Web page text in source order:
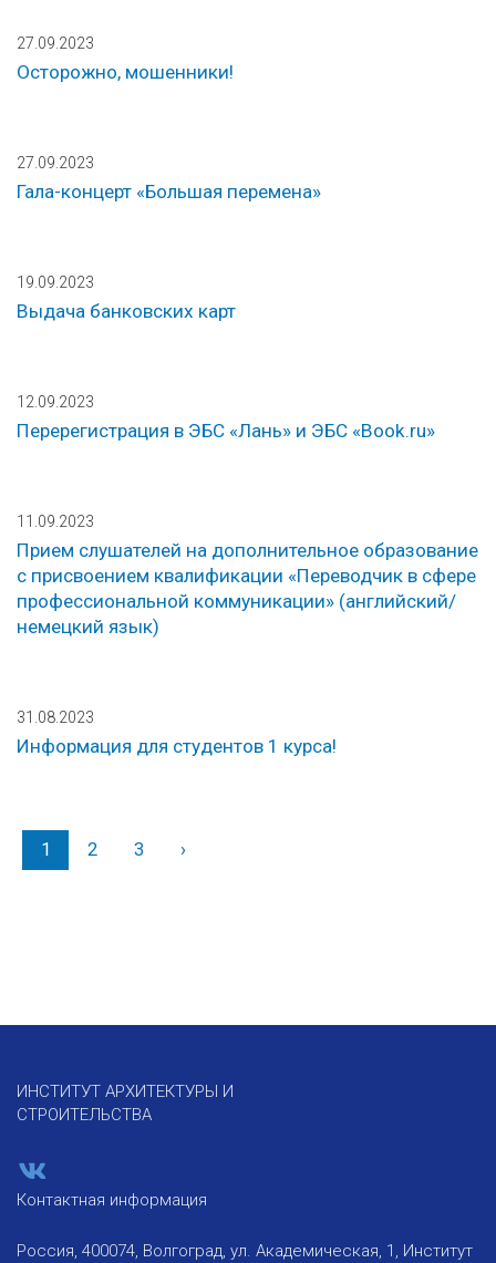
27.09.2023
Осторожно, мошенники!
27.09.2023
Гала-концерт «Большая перемена»
19.09.2023
Выдача банковских карт
12.09.2023
Перерегистрация в ЭБС «Лань» и ЭБС «Book.ru»
11.09.2023
Прием слушателей на дополнительное образование
с присвоением квалификации «Переводчик в сфере
профессиональной коммуникации» (английский/
немецкий язык)
31.08.2023
Информация для студентов 1 курса!
1 2 3 ›Вперед
ИНСТИТУТ АРХИТЕКТУРЫ И
СТРОИТЕЛЬСТВА
Контактная информация
Россия, 400074, Волгоград, ул. Академическая, 1, Институт